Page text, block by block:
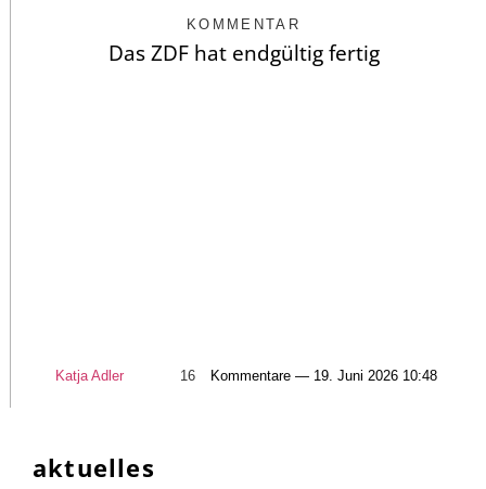
KOMMENTAR
Das ZDF hat endgültig fertig
Katja Adler 16 Kommentare — 19. Juni 2026 10:48
aktuelles